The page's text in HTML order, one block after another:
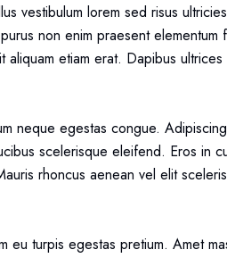
vestibulum lorem sed risus
non enim praesent
etiam erat. Dapibus
neque egestas congue.
scelerisque eleifend. Eros in
rhoncus aenean vel elit
turpis egestas pretium. Amet